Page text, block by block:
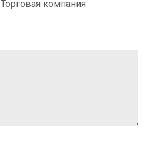
Торговая компания